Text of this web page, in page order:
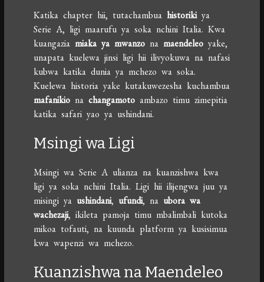
Katika chapter hii, tutachambuahistorikiya
Serie A, ligi maarufu ya soka nchini Italia. Kwa
kuangaziamiaka ya mwanzo namaendeleo yake,
unapata kuelewa jinsi ligi hii ilivyokuwa na nafasi
kubwa katika dunia ya mchezo wa soka.
Kuelewa historia yake kutakuwezesha kuchambua
mafanikio nachangamoto ambazo timu zimepitia
katika safari yao ya ushindani.
Msingi wa Ligi
Msingi wa Serie A ulianza na kuanzishwa kwa
ligi ya soka nchini Italia. Ligi hii ilijengwa juu ya
misingi ya ushindani, ufundi, na ubora wa
wachezaji, ikileta pamoja timu mbalimbali kutoka
mikoa tofauti, na kuunda platform ya kusisimua
kwa wapenzi wa mchezo.
Kuanzishwa na Maendeleo